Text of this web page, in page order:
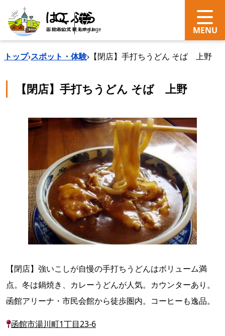
search Language
トップ›スポット・体験› 【閉店】手打ちうどん そば 上野
【閉店】手打ちうどん そば 上野
【閉店】強いこしが自慢の手打ちうどんはボリューム満
点。冬は鍋焼き、カレーうどんが人気。カウンターあり。
函館アリーナ・市民会館から徒歩圏内。コーヒーも逸品。
函館市湯川町1丁目23-6